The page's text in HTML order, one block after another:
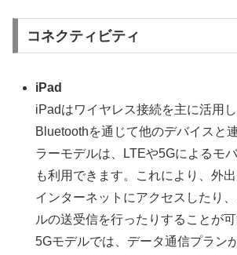
コネクティビティ
iPad
iPadはワイヤレス接続を主に活用
Bluetoothを通じて他のデバイスと
ラーモデルは、LTEや5Gによるモ
も利用できます。これにより、外
インターネットにアクセスしたり
ルの送受信を行ったりすることが
5Gモデルでは、データ通信プラン